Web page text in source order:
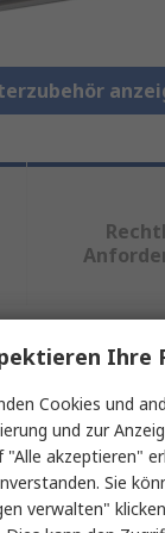
oder
Wert
Fluke
Software-CD
Ihre
Cookies und
und zur
"Alle akzeptieren"
Sie
verwalten"